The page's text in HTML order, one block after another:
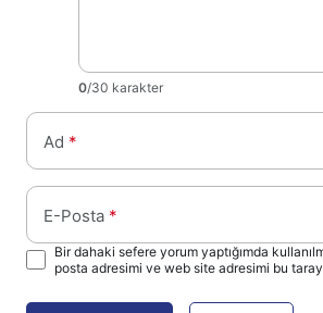
0/30 karakter
Ad *
E-Posta *
Bir dahaki sefere yorum yaptığımda
posta adresimi ve web site adresimi bu